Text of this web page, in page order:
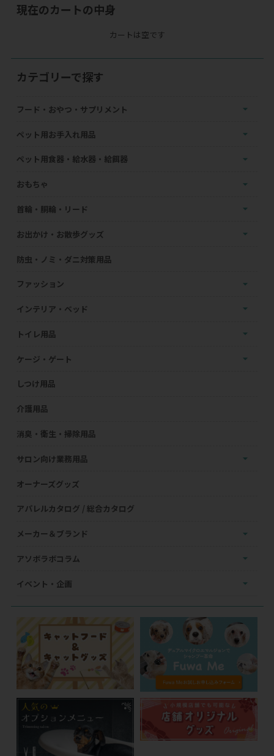
現在のカートの中身
カートは空です
カテゴリーで探す
フード・おやつ・サプリメント
ペット用お手入れ用品
ペット用食器・給水器・給餌器
おもちゃ
首輪・胴輪・リード
お出かけ・お散歩グッズ
防虫・ノミ・ダニ対策用品
ファッション
インテリア・ベッド
トイレ用品
ケージ・ゲート
しつけ用品
介護用品
消臭・衛生・掃除用品
サロン向け業務用品
オーナーズグッズ
アパレルカタログ / 総合カタログ
メーカー＆ブランド
アソボラボコラム
イベント・企画